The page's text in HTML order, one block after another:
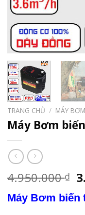
TRANG CHỦ / MÁY
Máy Bơm
4.950.000₫
Máy Bơm biến